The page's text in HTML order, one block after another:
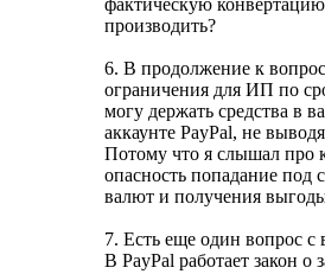
фактическую
производить?
6. В продолжение к
ограничения для ИП по
могу держать средства в
аккаунте PayPal, не
Потому что я слышал про
опасность попадание под
валют и получения
7. Есть еще один вопрос с
В PayPal работает закон о